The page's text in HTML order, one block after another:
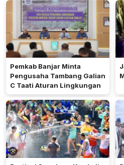
Pemkab Banjar Minta
Pengusaha Tambang Galian
C Taati Aturan Lingkungan